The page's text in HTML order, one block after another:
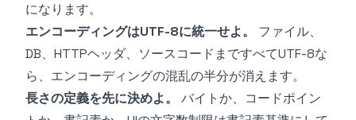
になります。
エンコーディングはUTF-8に統一せよ。
ファイル、
DB、HTTPヘッダ、ソースコードまですべてUTF-8な
ら、エンコーディングの混乱の半分が消えます。
長さの定義を先に決めよ。
バイトか、コードポイン